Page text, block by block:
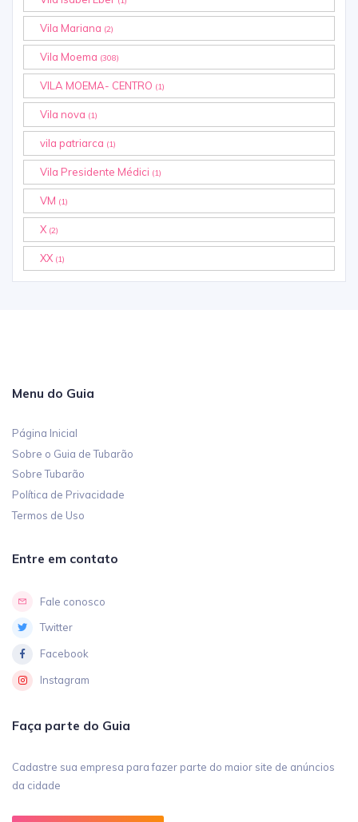
Vila Mariana (2)
Vila Moema (308)
VILA MOEMA- CENTRO (1)
Vila nova (1)
vila patriarca (1)
Vila Presidente Médici (1)
VM (1)
X (2)
XX (1)
Menu do Guia
Página Inicial
Sobre o Guia de Tubarão
Sobre Tubarão
Política de Privacidade
Termos de Uso
Entre em contato
Fale conosco
Twitter
Facebook
Instagram
Faça parte do Guia
Cadastre sua empresa para fazer parte do maior site de anúncios
da cidade